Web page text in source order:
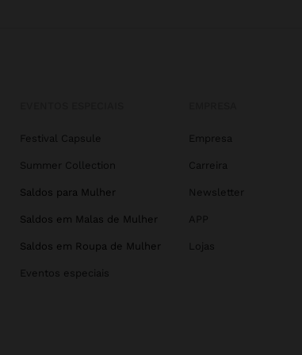
Festival Capsule
Summer Collection
Saldos para Mulher
Saldos em Malas de Mulher
Saldos em Roupa de Mulher
Eventos especiais
Empresa
Carreira
Newsletter
APP
Lojas